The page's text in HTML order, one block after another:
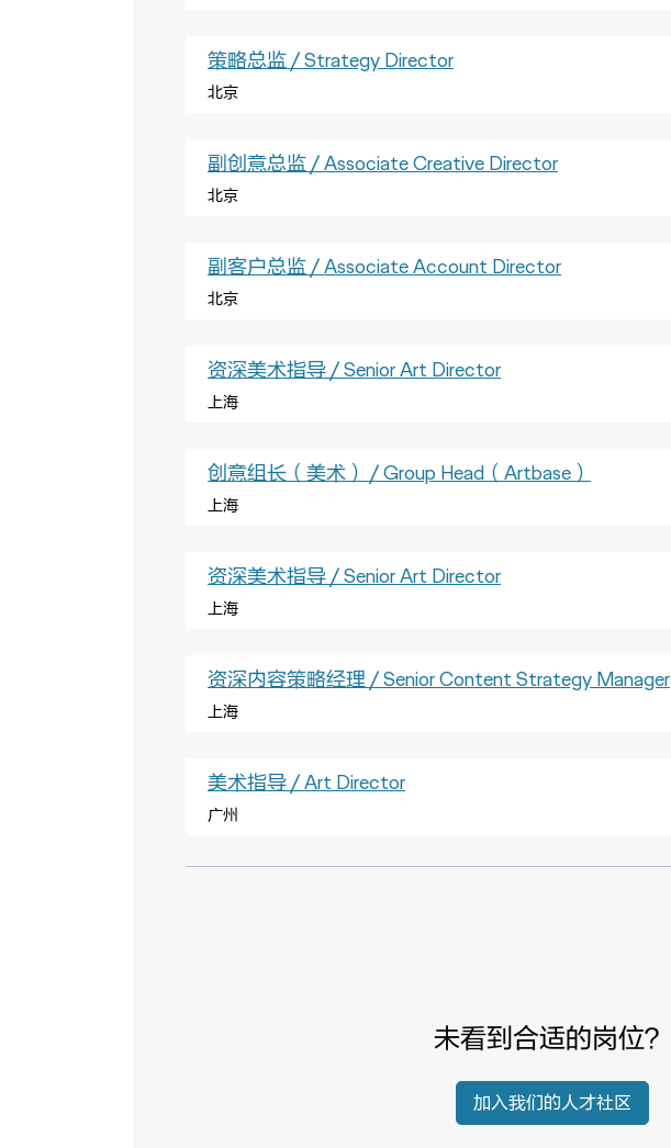
策略总监 / Strategy Director
北京
副创意总监 / Associate Creative Director
北京
副客户总监 / Associate Account Director
北京
资深美术指导 / Senior Art Director
上海
创意组长（美术） / Group Head（Artbase）
上海
资深美术指导 / Senior Art Director
上海
资深内容策略经理 / Senior Content Strategy Manager
上海
美术指导 / Art Director
广州
未看到合适的岗位？
加入我们的人才社区